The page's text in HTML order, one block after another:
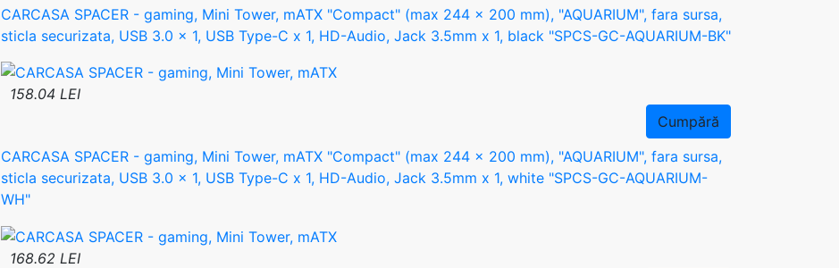
CARCASA SPACER - gaming, Mini Tower, mATX "Compact" (max 244 x 200 mm), "AQUARIUM", fara sursa,
sticla securizata, USB 3.0 x 1, USB Type-C x 1, HD-Audio, Jack 3.5mm x 1, black "SPCS-GC-AQUARIUM-BK"
158.04 LEI
Cumpără
CARCASA SPACER - gaming, Mini Tower, mATX "Compact" (max 244 x 200 mm), "AQUARIUM", fara sursa,
sticla securizata, USB 3.0 x 1, USB Type-C x 1, HD-Audio, Jack 3.5mm x 1, white "SPCS-GC-AQUARIUM-
WH"
168.62 LEI